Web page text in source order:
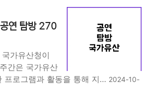
연 탐방 270
가유산청이
간은 국가유산
프로그램과 활동을 통해 지… 2024-10-